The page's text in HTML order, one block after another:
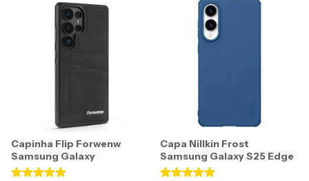
Capinha Flip Forwenw
Samsung Galaxy
Capa Nillkin Frost
Samsung Galaxy S25 Edge